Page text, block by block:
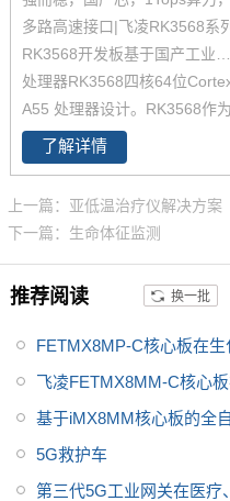
面向工业互联网、HMI、NVR
储、车载中控、工业网关等领
域。目前RK3568系列已经批量
稳定出货
多路高速接口|飞凌RK3568系列
RK3568开发板基于国产工业级
处理器RK3568四核64位
A55 处理器设计。RK3568作为
国产化高性能处理器，瑞芯微
3568芯片是一款定位中高端的
一款定位中高端的通用型SoC，
NPU达到1Tops，飞凌RK3568
格书_datasheet_数据手册_原理
了解详情
上一篇：亚低温治疗仪解决方案
下一篇：生命体征监测
推荐阅读 换一批
FETMX8MP-C核心板在
飞凌FETMX8MM-C核心
基于iMX8MM核心板的全
5G救护车
第三代5G工业网关在医疗